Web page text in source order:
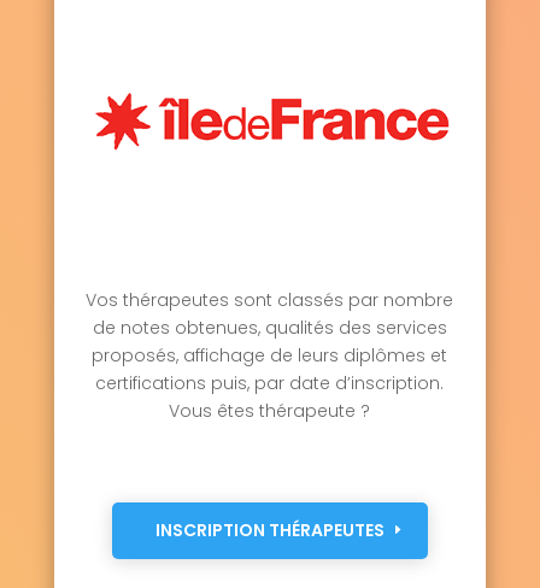
Vos thérapeutes sont classés par nombre
de notes obtenues, qualités des services
proposés, affichage de leurs diplômes et
certifications puis, par date d’inscription.
Vous êtes thérapeute ?
INSCRIPTION THÉRAPEUTES